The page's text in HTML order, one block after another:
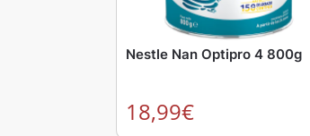
Nestle Nan Optipro 4 800g
18,99€